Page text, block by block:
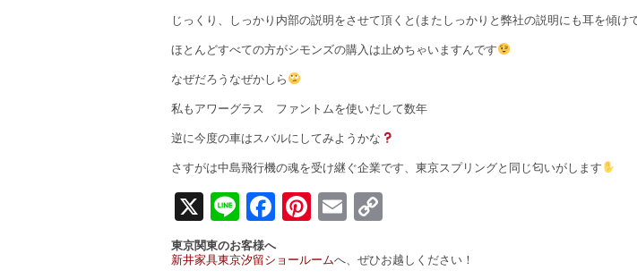
じっくり、しっかり内部の説明をさせて頂くと(またしっかりと弊社の説明にも耳を傾け
ほとんどすべての方がシモンズの購入は止めちゃいますんです
なぜだろうなぜかしら
私もアワーグラス ファントムを使いだして数年
逆に今度の車はスバルにしてみようかな
さすがは中島飛行機の魂を受け継ぐ企業です、東京スプリングと同じ匂いがします
X LineFacebook
Pinterest
EmailCopy
東京関東のお客様へ
新井家具東京汐留ショールームへ、ぜひお越しください！